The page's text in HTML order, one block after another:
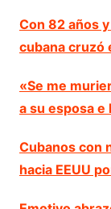
Con 82 años
cubana cruzó
«Se me
a su esposa
Cubanos con
hacia EEUU